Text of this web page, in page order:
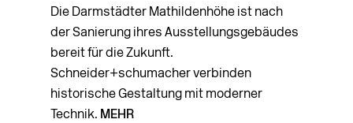
Die Darmstädter Mathildenhöhe ist nach
der Sanierung ihres Ausstellungsgebäudes
bereit für die Zukunft.
Schneider+schumacher verbinden
historische Gestaltung mit moderner
Technik. MEHR